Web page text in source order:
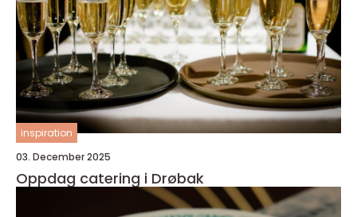
inspiration
03. December 2025
Oppdag catering i Drøbak